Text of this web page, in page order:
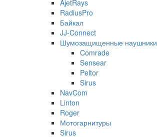
AjetRays
RadiusPro
Байкал
JJ-Connect
Шумозащищенные наушники
Comrade
Sensear
Peltor
Sirus
NavCom
Linton
Roger
Мотогарнитуры
Sirus